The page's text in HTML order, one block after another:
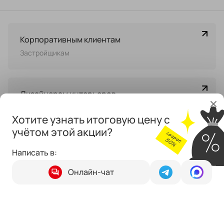
Корпоративным клиентам
Застройщикам
Дизайнерам интерьеров
Стильные перемены
Хотите узнать итоговую цену с
учётом этой акции?
Написать в:
Онлайн-чат